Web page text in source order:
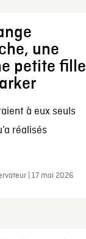
une
petite fille
à eux seuls
réalisés
| 17 mai 2026